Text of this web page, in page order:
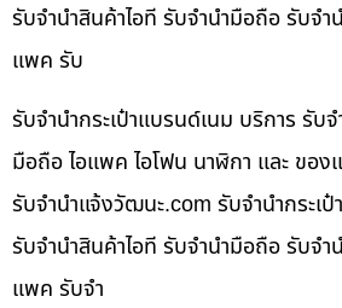
รับจำนำสินค้าไอที รับจำนำมือถือ รับจำ
แพค รับ
รับจำนำกระเป๋าแบรนด์เนม บริการ รับ
มือถือ ไอแพค ไอโฟน นาฬิกา และ ของ
รับจํานําแจ้งวัฒนะ.com รับจำนำกระเ
รับจำนำสินค้าไอที รับจำนำมือถือ รับจำ
แพค รับจำ